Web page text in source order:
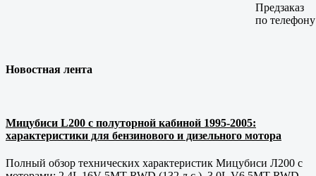
Предзаказ
по телефону
Новостная лента
Мицубиси L200 с полуторной кабиной 1995-2005:
характеристики для бензинового и дизельного мотора
Полный обзор технических характеристик Мицубиси Л200 с